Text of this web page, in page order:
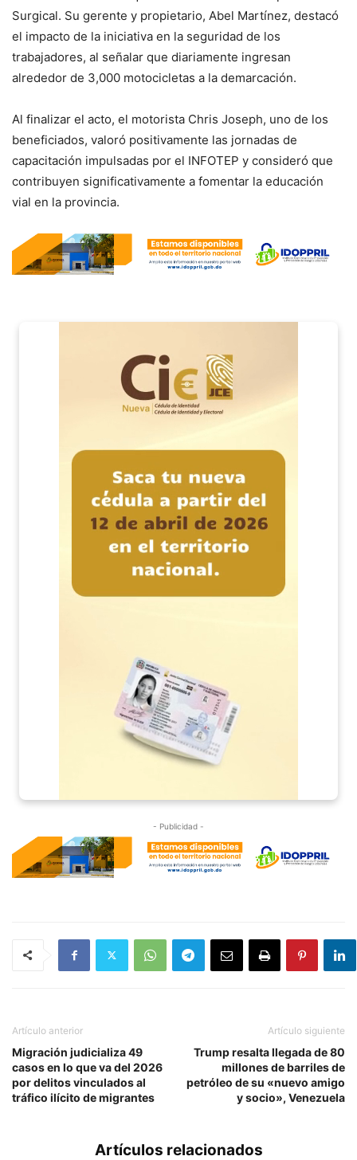
Surgical. Su gerente y propietario, Abel Martínez, destacó
el impacto de la iniciativa en la seguridad de los
trabajadores, al señalar que diariamente ingresan
alrededor de 3,000 motocicletas a la demarcación.
Al finalizar el acto, el motorista Chris Joseph, uno de los
beneficiados, valoró positivamente las jornadas de
capacitación impulsadas por el INFOTEP y consideró que
contribuyen significativamente a fomentar la educación
vial en la provincia.
- Publicidad -
Artículo anterior
Migración judicializa 49
casos en lo que va del 2026
por delitos vinculados al
tráfico ilícito de migrantes
Artículo siguiente
Trump resalta llegada de 80
millones de barriles de
petróleo de su «nuevo amigo
y socio», Venezuela
Artículos relacionados